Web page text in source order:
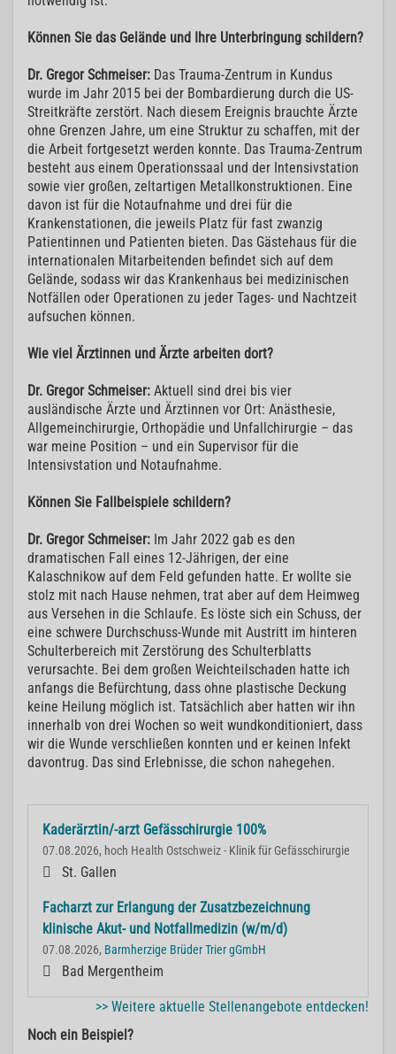
Können Sie das Gelände und Ihre Unterbringung schildern?
Dr. Gregor Schmeiser: Das Trauma-Zentrum in Kundus
wurde im Jahr 2015 bei der Bombardierung durch die US-
Streitkräfte zerstört. Nach diesem Ereignis brauchte Ärzte
ohne Grenzen Jahre, um eine Struktur zu schaffen, mit der
die Arbeit fortgesetzt werden konnte. Das Trauma-Zentrum
besteht aus einem Operationssaal und der Intensivstation
sowie vier großen, zeltartigen Metallkonstruktionen. Eine
davon ist für die Notaufnahme und drei für die
Krankenstationen, die jeweils Platz für fast zwanzig
Patientinnen und Patienten bieten. Das Gästehaus für die
internationalen Mitarbeitenden befindet sich auf dem
Gelände, sodass wir das Krankenhaus bei medizinischen
Notfällen oder Operationen zu jeder Tages- und Nachtzeit
aufsuchen können.
Wie viel Ärztinnen und Ärzte arbeiten dort?
Dr. Gregor Schmeiser: Aktuell sind drei bis vier
ausländische Ärzte und Ärztinnen vor Ort: Anästhesie,
Allgemeinchirurgie, Orthopädie und Unfallchirurgie – das
war meine Position – und ein Supervisor für die
Intensivstation und Notaufnahme.
Können Sie Fallbeispiele schildern?
Dr. Gregor Schmeiser: Im Jahr 2022 gab es den
dramatischen Fall eines 12-Jährigen, der eine
Kalaschnikow auf dem Feld gefunden hatte. Er wollte sie
stolz mit nach Hause nehmen, trat aber auf dem Heimweg
aus Versehen in die Schlaufe. Es löste sich ein Schuss, der
eine schwere Durchschuss-Wunde mit Austritt im hinteren
Schulterbereich mit Zerstörung des Schulterblatts
verursachte. Bei dem großen Weichteilschaden hatte ich
anfangs die Befürchtung, dass ohne plastische Deckung
keine Heilung möglich ist. Tatsächlich aber hatten wir ihn
innerhalb von drei Wochen so weit wundkonditioniert, dass
wir die Wunde verschließen konnten und er keinen Infekt
davontrug. Das sind Erlebnisse, die schon nahegehen.
Kaderärztin/-arzt Gefässchirurgie 100%
07.08.2026, hoch Health Ostschweiz - Klinik für Gefässchirurgie
St. Gallen
Facharzt zur Erlangung der Zusatzbezeichnung
klinische Akut- und Notfallmedizin (w/m/d)
07.08.2026, Barmherzige Brüder Trier gGmbH
Bad Mergentheim
>> Weitere aktuelle Stellenangebote entdecken!
Noch ein Beispiel?